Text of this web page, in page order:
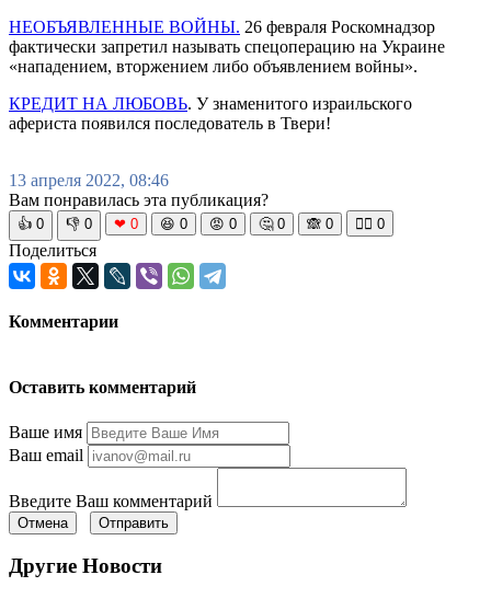
НЕОБЪЯВЛЕННЫЕ ВОЙНЫ. 26 февраля Роскомнадзор
фактически запретил называть спецоперацию на Украине
«нападением, вторжением либо объявлением войны».
КРЕДИТ НА ЛЮБОВЬ. У знаменитого израильского
афериста появился последователь в Твери!
13 апреля 2022, 08:46
Вам понравилась эта публикация?
👍 0 👎 0 ❤ 0 😆 0 😡 0 🤔 0 🙈 0 🧘‍♀️ 0
Поделиться
Комментарии
Оставить комментарий
Ваше имя
Ваш email
Введите Ваш комментарий
Отмена Отправить
Другие Новости